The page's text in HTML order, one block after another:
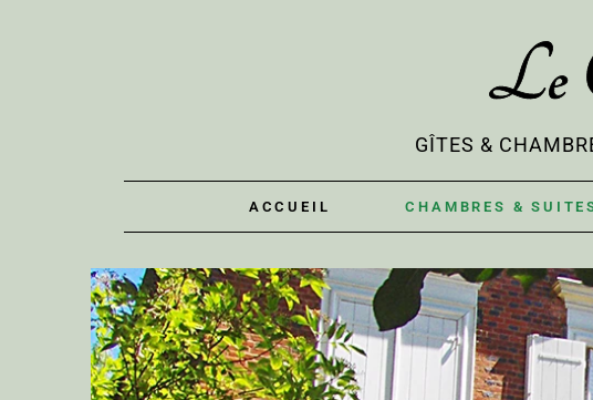
Le
GÎTES &
ACCUEIL CHAMBRES &